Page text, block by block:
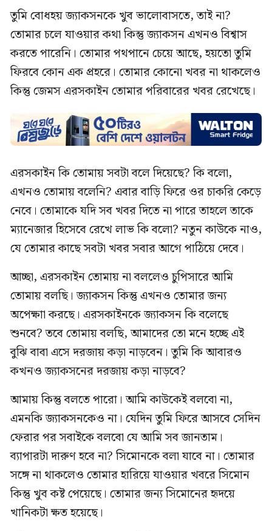
তুমি বোধহয় জ্যাকসনকে খুব ভালোবাসতে, তাই না?
তোমার চলে যাওয়ার কথা কিন্তু জ্যাকসন এখনও বিশ্বাস
করতে পারেনি। তোমার পথপানে চেয়ে আছে, হয়তো তুমি
ফিরবে কোন এক প্রহরে। তোমার কোনো খবর না থাকলেও
কিন্তু জেমস এরসকাইন তোমার পরিবারের খবর রেখেছে।
এরসকাইন কি তোমায় সবটা বলে দিয়েছে? কি বলো,
এখনও তোমায় বলেনি? এবার বাড়ি ফিরে ওর চাকরি কেড়ে
নেবে। তোমাকে যদি সব খবর দিতে না পারে তাহলে তাকে
ম্যানেজার হিসেবে রেখে লাভ কি বলো? নতুন কাউকে নাও,
যে তোমার কাছে সবটা খবর সবার আগে পাঠিয়ে দেবে।
আচ্ছা, এরসকাইন তোমায় না বললেও চুপিসারে আমি
তোমায় বলছি। জ্যাকসন কিন্তু এখনও তোমার জন্য
অপেক্ষাা করছে। এরসকাইনকে জ্যাকসন কি বলেছে
শুনবে? তবে তোমায় বলছি, আমাদের তো মনে হচ্ছে এই
বুঝি বাবা এসে দরজায় কড়া নাড়বেন। তুমি কি আবারও
কখনও জ্যাকসনের দরজায় কড়া নাড়বে?
আমায় কিন্তু বলতে পারো। আমি কাউকেই বলবো না,
এমনকি জ্যাকসনকেও না। যেদিন তুমি ফিরে আসবে সেদিন
ফেরার পর সবাইকে বলবো যে আমি সব জানতাম।
ব্যাপারটা দারুণ হবে না? সিমোনকে বলা যাবে না। তোমার
সঙ্গে না থাকলেও তোমার হারিয়ে যাওয়ার খবরে সিমোন
কিন্তু খুব কষ্ট পেয়েছে। তোমার জন্য সিমোনের হৃদয়ে
খানিকটা ক্ষত হয়েছে।